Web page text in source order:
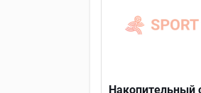
Накопительный